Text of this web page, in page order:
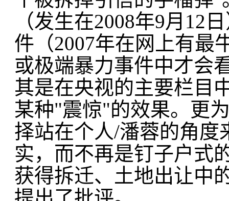
（发生在2008年9月12
件（2007年在网上有最
或极端暴力事件中才会
其是在央视的主要栏目
某种"震惊"的效果。更
择站在个人/潘蓉的角度
实，而不再是钉子户式
获得拆迁、土地出让中